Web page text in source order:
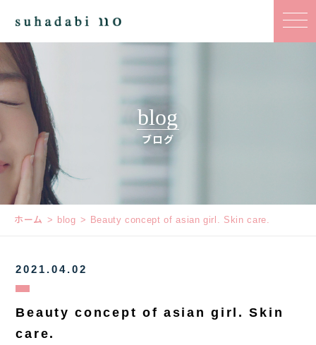
blog
ブログ
ホーム blog Beauty concept of asian girl. Skin care.
2021.04.02
Beauty concept of asian girl. Skin
care.